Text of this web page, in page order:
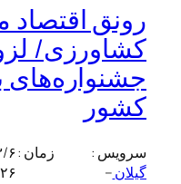
رونق اقتصاد
کشاورزی/
جشنواره‌های
کشور
سرویس :
گیلان–
زمان :